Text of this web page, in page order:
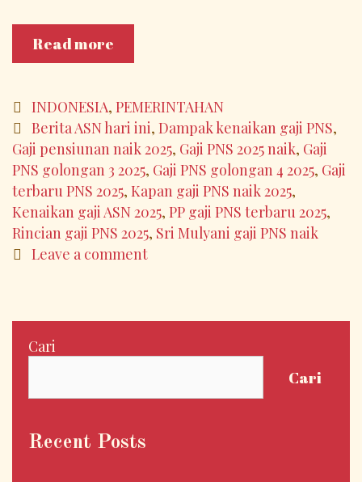
Read more
PNS
16%
di
2025:
Strategi
Pemerintah
Tingkatkan
Kesejahteraan
ASN
Categories
INDONESIA, PEMERINTAHAN
Tags
Berita ASN hari ini, Dampak kenaikan gaji PNS,
Gaji pensiunan naik 2025, Gaji PNS 2025 naik, Gaji
PNS golongan 3 2025, Gaji PNS golongan 4 2025, Gaji
terbaru PNS 2025, Kapan gaji PNS naik 2025,
Kenaikan gaji ASN 2025, PP gaji PNS terbaru 2025,
Rincian gaji PNS 2025, Sri Mulyani gaji PNS naik
Leave a comment
Cari
Cari
Recent Posts